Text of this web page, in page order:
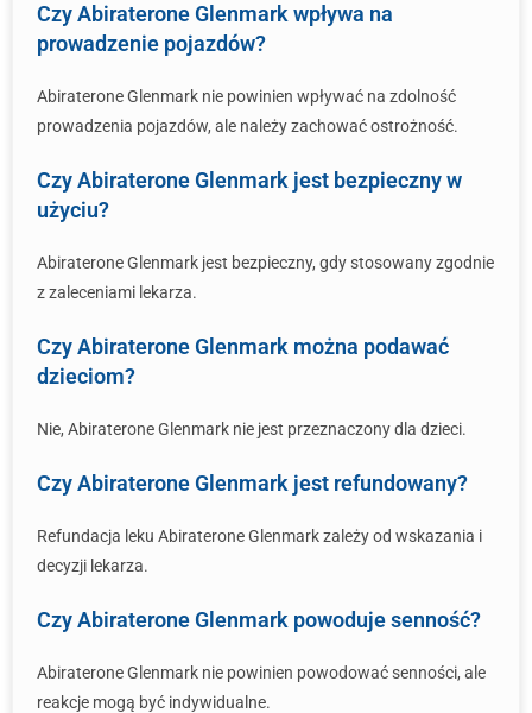
Czy Abiraterone Glenmark wpływa na
prowadzenie pojazdów?
Abiraterone Glenmark nie powinien wpływać na zdolność
prowadzenia pojazdów, ale należy zachować ostrożność.
Czy Abiraterone Glenmark jest bezpieczny w
użyciu?
Abiraterone Glenmark jest bezpieczny, gdy stosowany zgodnie
z zaleceniami lekarza.
Czy Abiraterone Glenmark można podawać
dzieciom?
Nie, Abiraterone Glenmark nie jest przeznaczony dla dzieci.
Czy Abiraterone Glenmark jest refundowany?
Refundacja leku Abiraterone Glenmark zależy od wskazania i
decyzji lekarza.
Czy Abiraterone Glenmark powoduje senność?
Abiraterone Glenmark nie powinien powodować senności, ale
reakcje mogą być indywidualne.